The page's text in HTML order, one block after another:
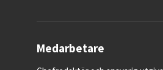
Medarbetare